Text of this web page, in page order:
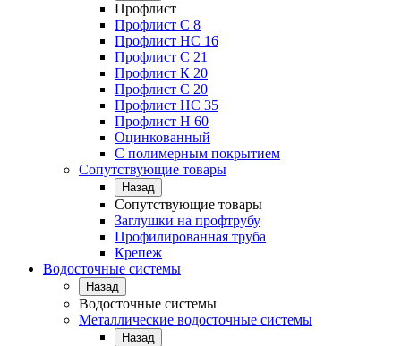
Профлист
Профлист С 8
Профлист НС 16
Профлист C 21
Профлист К 20
Профлист С 20
Профлист НС 35
Профлист Н 60
Оцинкованный
С полимерным покрытием
Сопутствующие товары
Назад
Сопутствующие товары
Заглушки на профтрубу
Профилированная труба
Крепеж
Водосточные системы
Назад
Водосточные системы
Металлические водосточные системы
Назад